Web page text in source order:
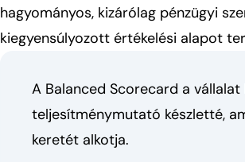
hagyományos, kizárólag pénzügyi
kiegyensúlyozott értékelési alapot
A Balanced Scorecard a
teljesítménymutató készletté,
keretét alkotja.